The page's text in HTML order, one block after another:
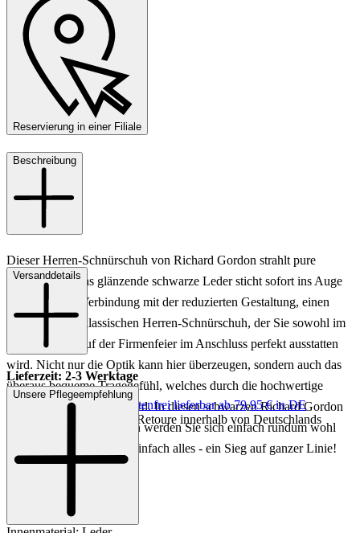
Reservierung in einer Filiale
Beschreibung
Dieser Herren-Schnürschuh von Richard Gordon strahlt pure
Eleganz aus. Das glänzende schwarze Leder sticht sofort ins Auge
und kreiert, in Verbindung mit der reduzierten Gestaltung, einen
hochwertigen, klassischen Herren-Schnürschuh, der Sie sowohl im
Büro als auch auf der Firmenfeier im Anschluss perfekt ausstatten
wird. Nicht nur die Optik kann hier überzeugen, sondern auch das
überaus bequeme Tragegefühl, welches durch die hochwertige
Verarbeitung ausgelöst wird. In diesen schwarzen Richard Gordon
Schnürschuhen für Herren werden Sie sich einfach rundum wohl
fühlen, denn hier stimmt einfach alles - ein Sieg auf ganzer Linie!
Material: Leder
Versanddetails
Lieferzeit: 2-3 Werktage
Keine Versandkosten:
kostenfrei lieferbar ab 79,95 € in DE
Einfache und Kostenlose Retoure innerhalb von Deutschlands
Unsere Pflegeempfehlung